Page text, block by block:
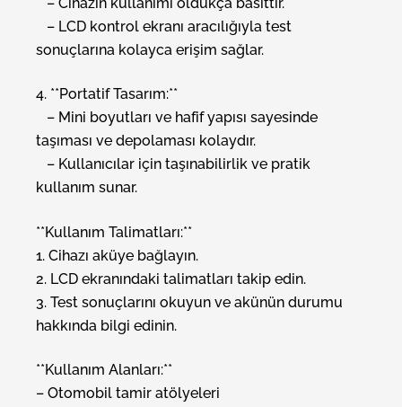
– LCD kontrol ekranı aracılığıyla test
sonuçlarına kolayca erişim sağlar.
4. **Portatif Tasarım:**
– Mini boyutları ve hafif yapısı sayesinde
taşıması ve depolaması kolaydır.
– Kullanıcılar için taşınabilirlik ve pratik
kullanım sunar.
**Kullanım Talimatları:**
1. Cihazı aküye bağlayın.
2. LCD ekranındaki talimatları takip edin.
3. Test sonuçlarını okuyun ve akünün durumu
hakkında bilgi edinin.
**Kullanım Alanları:**
– Otomobil tamir atölyeleri